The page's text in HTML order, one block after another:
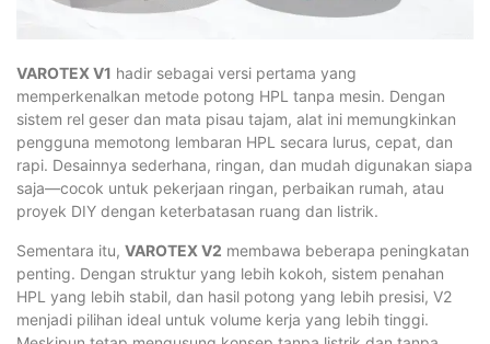
VAROTEX V1 hadir sebagai versi pertama yang
memperkenalkan metode potong HPL tanpa mesin. Dengan
sistem rel geser dan mata pisau tajam, alat ini memungkinkan
pengguna memotong lembaran HPL secara lurus, cepat, dan
rapi. Desainnya sederhana, ringan, dan mudah digunakan siapa
saja—cocok untuk pekerjaan ringan, perbaikan rumah, atau
proyek DIY dengan keterbatasan ruang dan listrik.
Sementara itu, VAROTEX V2 membawa beberapa peningkatan
penting. Dengan struktur yang lebih kokoh, sistem penahan
HPL yang lebih stabil, dan hasil potong yang lebih presisi, V2
menjadi pilihan ideal untuk volume kerja yang lebih tinggi.